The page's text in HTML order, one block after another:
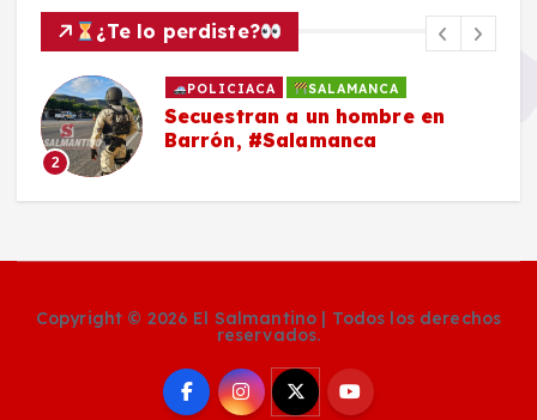
¿Te lo perdiste?
2
POLICIACA SALAMANCA
Secuestran a un hombre en
Barrón, #Salamanca
Copyright © 2026 El Salmantino | Todos los derechos
reservados.